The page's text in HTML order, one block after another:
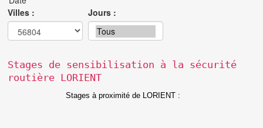
Villes : Jours :
Stages de sensibilisation à la sécurité
routière LORIENT
Stages à proximité de LORIENT :